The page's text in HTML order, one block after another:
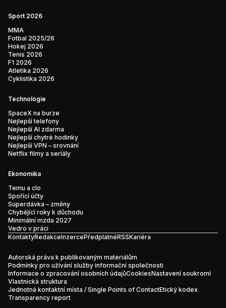
Sport 2026
MMA
Fotbal 2025/26
Hokej 2026
Tenis 2026
F1 2026
Atletika 2026
Cyklistika 2026
Technologie
SpaceX na burze
Nejlepší telefony
Nejlepší AI zdarma
Nejlepší chytré hodinky
Nejlepší VPN – srovnání
Netflix filmy a seriály
Ekonomika
Temu a clo
Spořící účty
Superdávka – změny
Chybějící roky k důchodu
Minimální mzda 2027
Vedro v práci
KontaktyRedakceInzercePředplatnéRSSKariéra
Autorská práva k publikovaným materiálům
Podmínky pro užívání služby informační společnosti
Informace o zpracování osobních údajůCookiesNastavení soukromí
Vlastnická struktura
Jednotná kontaktní místa / Single Points of ContactEtický kodex
Transparency report